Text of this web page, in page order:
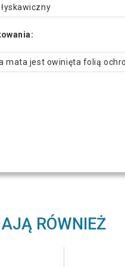
mata jest owinięta folią
RÓWNIEŻ